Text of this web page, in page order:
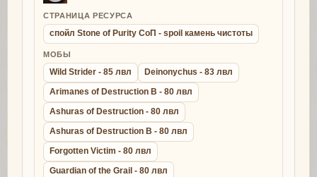
СТРАНИЦА РЕСУРСА
спойл Stone of Purity СоП - spoil камень чистоты
МОБЫ
Wild Strider - 85 лвл
Deinonychus - 83 лвл
Arimanes of Destruction B - 80 лвл
Ashuras of Destruction - 80 лвл
Ashuras of Destruction B - 80 лвл
Forgotten Victim - 80 лвл
Guardian of the Grail - 80 лвл